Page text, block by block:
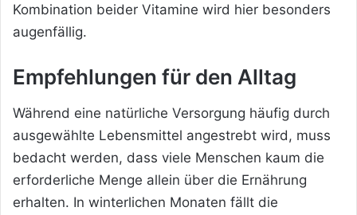
Kombination beider Vitamine wird hier besonders
augenfällig.
Empfehlungen für den Alltag
Während eine natürliche Versorgung häufig durch
ausgewählte Lebensmittel angestrebt wird, muss
bedacht werden, dass viele Menschen kaum die
erforderliche Menge allein über die Ernährung
erhalten. In winterlichen Monaten fällt die